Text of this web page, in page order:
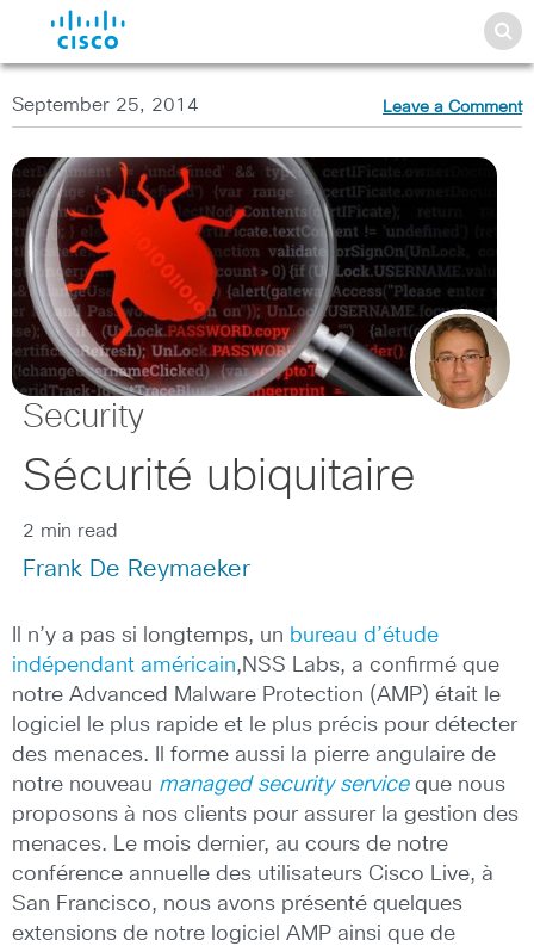
September 25, 2014 Leave a Comment
Security
Sécurité ubiquitaire
2 min read
Frank De Reymaeker
Il n’y a pas si longtemps, un bureau d’étude
indépendant américain,NSS Labs, a confirmé que
notre Advanced Malware Protection (AMP) était le
logiciel le plus rapide et le plus précis pour détecter
des menaces. Il forme aussi la pierre angulaire de
notre nouveau managed security serviceque nous
proposons à nos clients pour assurer la gestion des
menaces. Le mois dernier, au cours de notre
conférence annuelle des utilisateurs Cisco Live, à
San Francisco, nous avons présenté quelques
extensions de notre logiciel AMP ainsi que de